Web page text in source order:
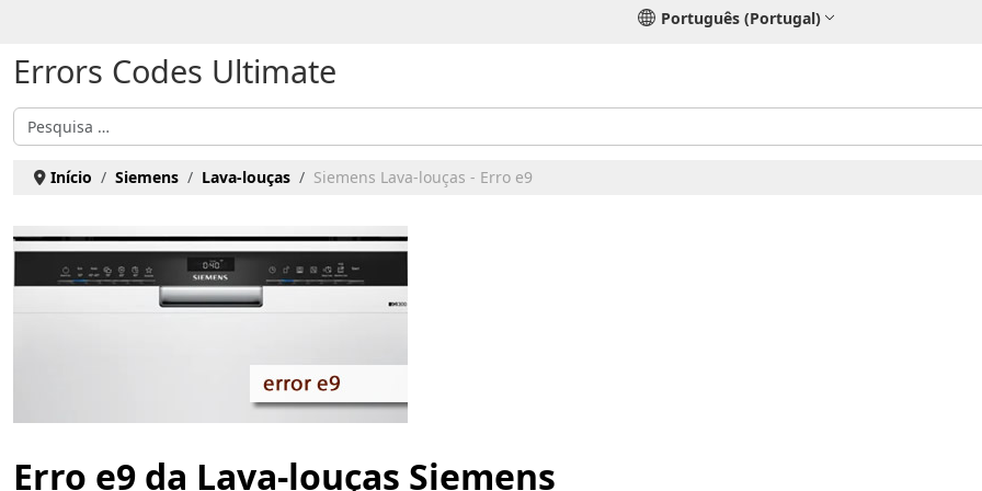
Português (Portugal)
Errors Codes Ultimate
Pesquisar
Início Siemens Lava-louças Siemens Lava-louças - Erro e9
Erro e9 da Lava-louças Siemens